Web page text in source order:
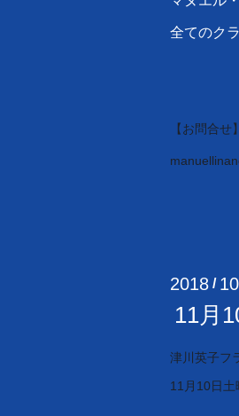
全てのク
【お問合せ】
m
2018 / 10
11月
津川英子フ
11月10日土